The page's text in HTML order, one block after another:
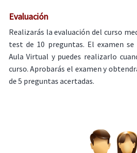
Evaluación
Realizarás la evaluación del curso
test de 10 preguntas. El examen
Aula Virtual y puedes realizarlo
curso. Aprobarás el examen y
de 5 preguntas acertadas.